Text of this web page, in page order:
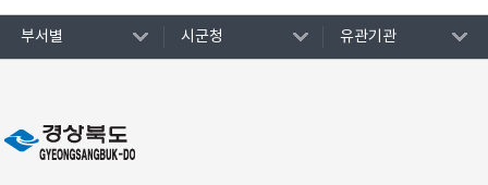
부서별 시군청 유관기관